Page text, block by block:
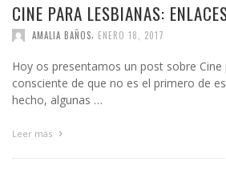
CINE PARA LESBIANAS:
AMALIA BAÑOS ENERO 18, 2017
Hoy os presentamos un post sobre Cine
consciente de que no es el primero de
hecho, algunas …
Leer más